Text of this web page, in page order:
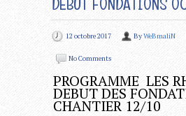
12 octobre 2017 ByWeBmaliN
No Comments
PROGRAMME LES
DEBUT DES
CHANTIER 12/10